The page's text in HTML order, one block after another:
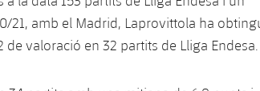
21, amb el Madrid, Laprovittola ha
de valoració en 32 partits de Lliga Endesa.